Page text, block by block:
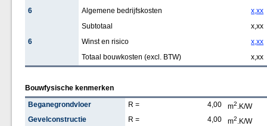
6
Algemene bedrijfskosten
x,xx
Subtotaal
x,xx
6
Winst en risico
x,xx
Totaal bouwkosten (excl. BTW)
x,xx
Bouwfysische kenmerken
Beganegrondvloer
R = 4,00 m2.K/W
Gevelconstructie
R = 4,00 m2.K/W